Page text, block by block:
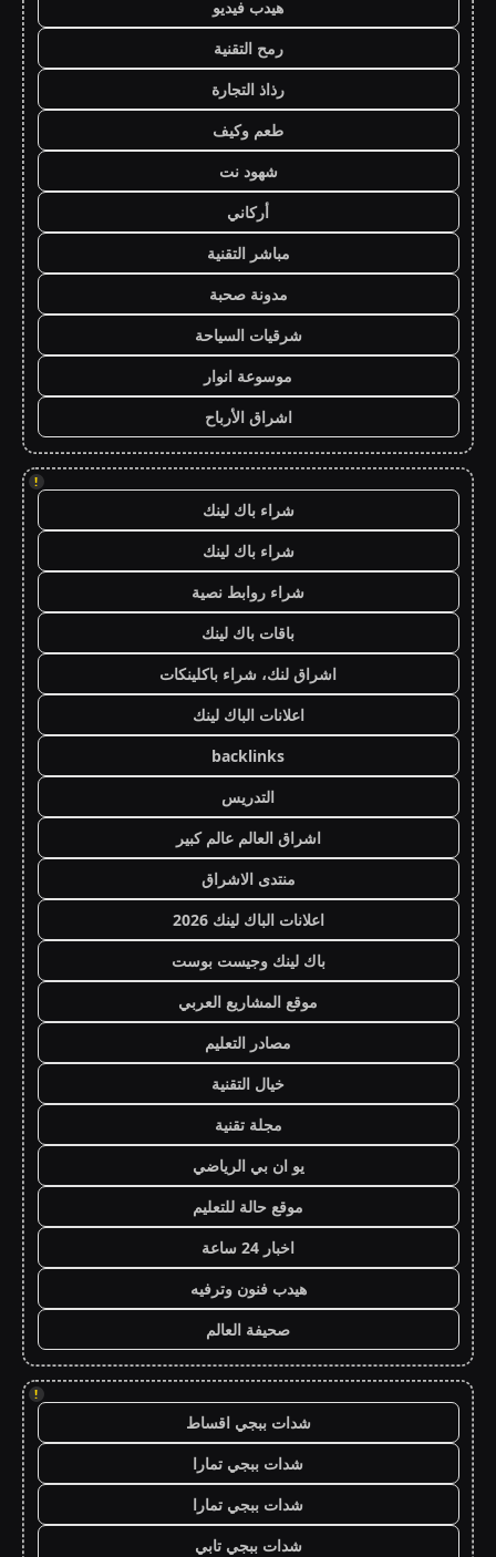
هيدب فيديو
رمح التقنية
رذاذ التجارة
طعم وكيف
شهود نت
أركاني
مباشر التقنية
مدونة صحبة
شرقيات السياحة
موسوعة انوار
اشراق الأرباح
!
شراء باك لينك
شراء باك لينك
شراء روابط نصية
باقات باك لينك
اشراق لنك، شراء باكلينكات
اعلانات الباك لينك
backlinks
التدريس
اشراق العالم عالم كبير
منتدى الاشراق
اعلانات الباك لينك 2026
باك لينك وجيست بوست
موقع المشاريع العربي
مصادر التعليم
خيال التقنية
مجلة تقنية
يو ان بي الرياضي
موقع حالة للتعليم
اخبار 24 ساعة
هيدب فنون وترفيه
صحيفة العالم
!
شدات ببجي اقساط
شدات ببجي تمارا
شدات ببجي تمارا
شدات ببجي تابي